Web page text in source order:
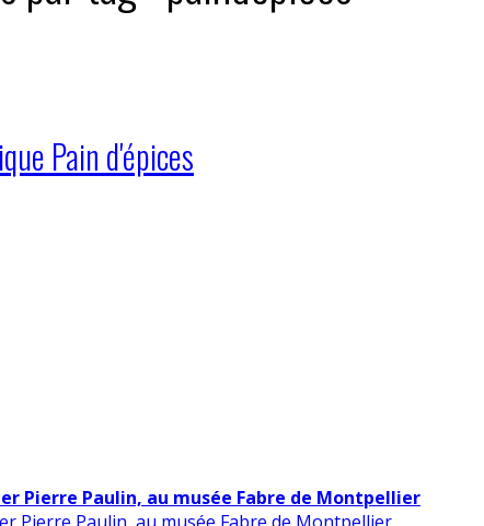
Pain d'épices
Pierre Paulin, au musée Fabre de Montpellier